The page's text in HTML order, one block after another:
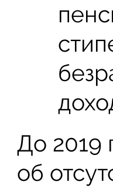
До 2019
об